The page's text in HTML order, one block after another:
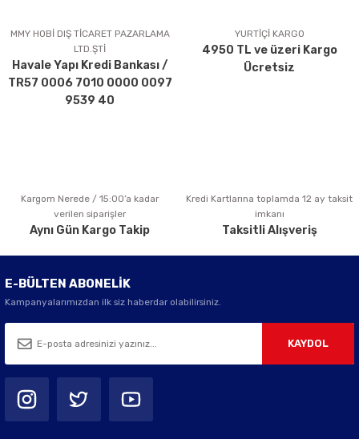
MMY HOBİ DIŞ TİCARET PAZARLAMA
LTD.ŞTİ
Havale Yapı Kredi Bankası /
TR57 0006 7010 0000 0097
9539 40
YURTİÇİ KARGO
4950 TL ve üzeri Kargo
Ücretsiz
Kargom Nerede / 15:00’a kadar
verilen siparişler
Aynı Gün Kargo Takip
Kredi Kartlarına toplamda 12 ay taksit
imkanı
Taksitli Alışveriş
E-BÜLTEN ABONELİK
Kampanyalarımızdan ilk siz haberdar olabilirsiniz.
KAYDOL